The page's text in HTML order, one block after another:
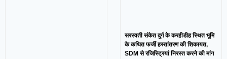
सरस्वती संकेत दुर्ग के करहीडीह स्थित भूमि
के कथित फर्जी हस्तांतरण की शिकायत,
SDM से रजिस्ट्रियां निरस्त करने की मांग